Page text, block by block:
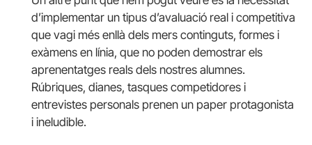
d’implementar un tipus d’avaluació real i competitiva
que vagi més enllà dels mers continguts, formes i
exàmens en línia, que no poden demostrar els
aprenentatges reals dels nostres alumnes.
Rúbriques, dianes, tasques competidores i
entrevistes personals prenen un paper protagonista
i ineludible.